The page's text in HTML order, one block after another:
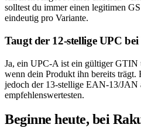
solltest du immer einen legitimen
eindeutig pro Variante.
Taugt der 12-stellige UPC
Ja, ein UPC-A ist ein gültiger GTIN
wenn dein Produkt ihn bereits trägt.
jedoch der 13-stellige EAN-13/JAN
empfehlenswertesten.
Beginne heute, bei